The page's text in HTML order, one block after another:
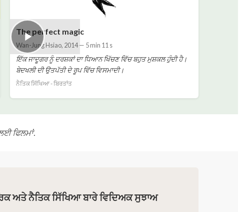
The perfect magic
Wan-Jung Hsiao, 2014— 5 min 11 s
ਇੱਕ ਜਾਦੂਗਰ ਨੂੰ ਦਰਸ਼ਕਾਂ ਦਾ ਧਿਆਨ ਖਿੱਚਣ ਵਿੱਚ ਬਹੁਤ ਮੁਸ਼ਕਲ ਹੁੰਦੀ ਹੈ।
ਬੇਦਖਲੀ ਦੀ ਉਤਪੱਤੀ ਦੇ ਰੂਪ ਵਿੱਚ ਵਿਸਮਾਦੀ।
ਨੈਤਿਕ ਸਿੱਖਿਆ - ਬਿਰਤਾਂਤ
ਫਿਲਮਾਂ.
ਅਤੇ ਨੈਤਿਕ ਸਿੱਖਿਆ ਬਾਰੇ ਵਿਦਿਅਕ ਸੁਝਾਅ